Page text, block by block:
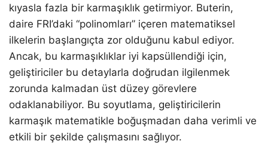
kıyasla fazla bir karmaşıklık getirmiyor. Buterin,
daire FRI’daki “polinomları” içeren matematiksel
ilkelerin başlangıçta zor olduğunu kabul ediyor.
Ancak, bu karmaşıklıklar iyi kapsüllendiği için,
geliştiriciler bu detaylarla doğrudan ilgilenmek
zorunda kalmadan üst düzey görevlere
odaklanabiliyor. Bu soyutlama, geliştiricilerin
karmaşık matematikle boğuşmadan daha verimli ve
etkili bir şekilde çalışmasını sağlıyor.